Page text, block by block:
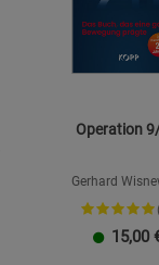
Operation
Gerhard
15,00